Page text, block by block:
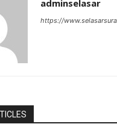
adminselasar
https://